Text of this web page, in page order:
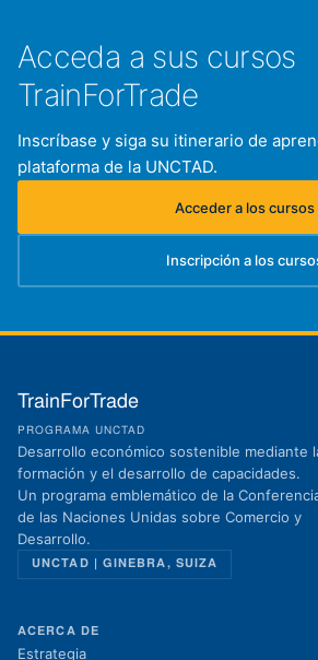
Acceda a sus cursos
TrainForTrade
Inscríbase y siga su itinerario de
plataforma de la UNCTAD.
Acceder a los cursos
(se abre
Inscripción a los
(se abre
TrainForTrade
PROGRAMA UNCTAD
Desarrollo económico sostenible mediante
formación y el desarrollo de capacidades.
Un programa emblemático de la
de las Naciones Unidas sobre Comercio y
Desarrollo.
UNCTAD | GINEBRA, SUIZA
ACERCA DE
Estrategia